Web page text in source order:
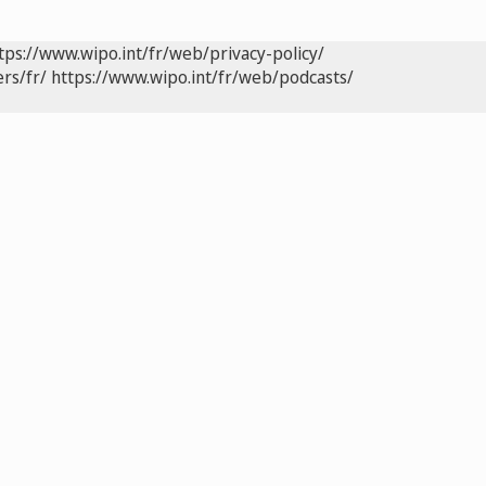
www.wipo.int/fr/web/privacy-policy/
fr/ https://www.wipo.int/fr/web/podcasts/